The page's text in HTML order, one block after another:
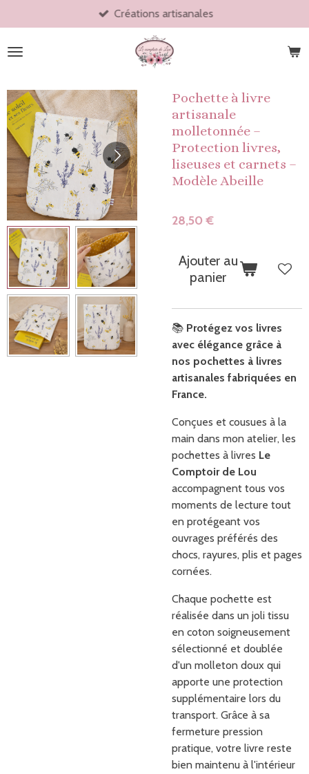
au
contenu
Créations artisanales
Pochette à livre
artisanale
molletonnée –
Protection livres,
liseuses et carnets –
Modèle Abeille
28,50 €
Ajouter au
panier
📚 Protégez vos livres
avec élégance grâce à
nos pochettes à livres
artisanales fabriquées en
France.
Conçues et cousues à la
main dans mon atelier, les
pochettes à livres Le
Comptoir de Lou
accompagnent tous vos
moments de lecture tout
en protégeant vos
ouvrages préférés des
chocs, rayures, plis et pages
cornées.
Chaque pochette est
réalisée dans un joli tissu
en coton soigneusement
sélectionné et doublée
d'un molleton doux qui
apporte une protection
supplémentaire lors du
transport. Grâce à sa
fermeture pression
pratique, votre livre reste
bien maintenu à l'intérieur